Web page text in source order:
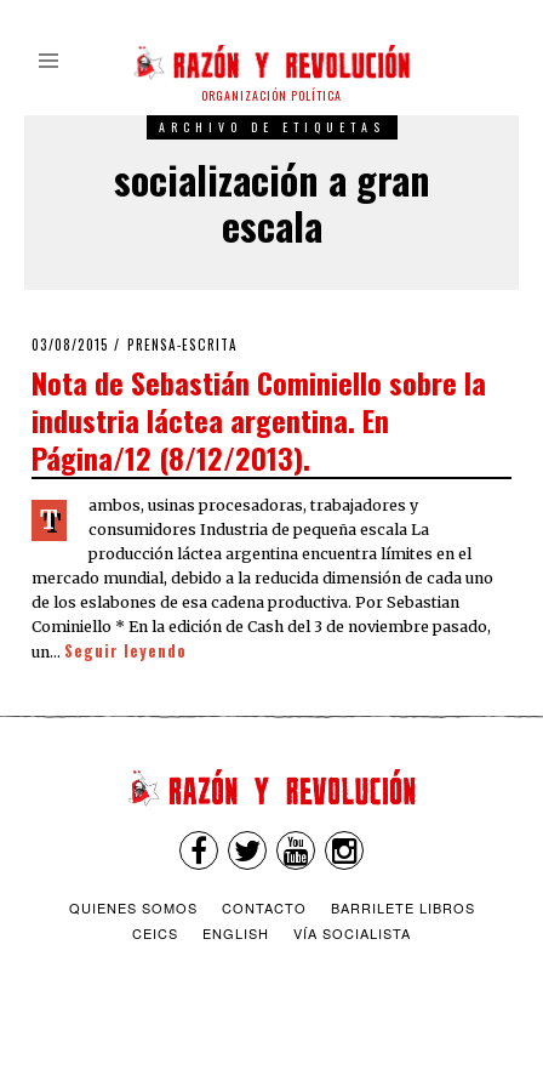
ORGANIZACIÓN POLÍTICA
ARCHIVO DE ETIQUETAS
socialización a gran
escala
POSTED
03/08/2015 PRENSA-ESCRITA
Nota de Sebastián Cominiello sobre la
industria láctea argentina. En
Página/12 (8/12/2013).
T
ambos, usinas procesadoras, trabajadores y
consumidores Industria de pequeña escala La
producción láctea argentina encuentra límites en el
mercado mundial, debido a la reducida dimensión de cada uno
de los eslabones de esa cadena productiva. Por Sebastian
Cominiello * En la edición de Cash del 3 de noviembre pasado,
un… Seguir leyendo
QUIENES SOMOS CONTACTO
BARRILETE LIBROS
CEICS
ENGLISH VÍA SOCIALISTA